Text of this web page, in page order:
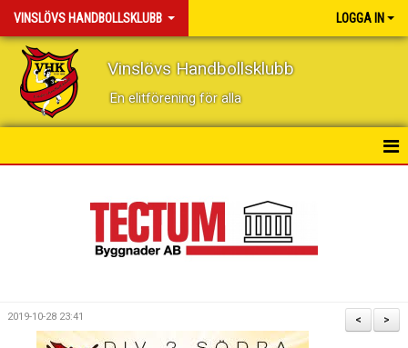
VINSLÖVS HANDBOLLSKLUBB LOGGA IN
Vinslövs Handbollsklubb
En elitförening för alla
BILDGALLERI
>
<
2019-10-28 23:41